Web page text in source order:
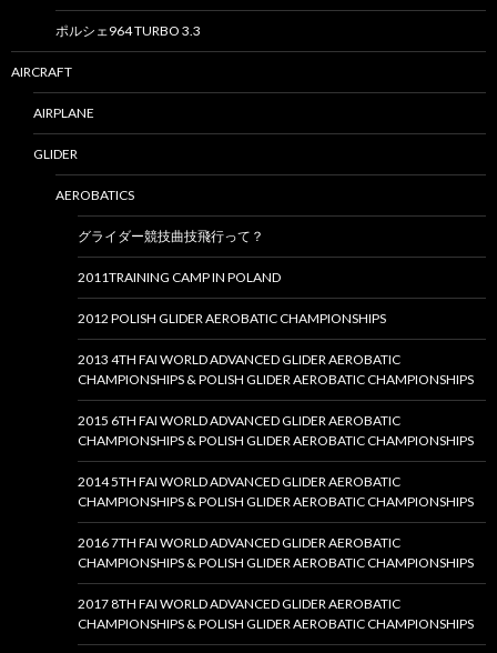
ポルシェ964 TURBO 3.3
AIRCRAFT
AIRPLANE
GLIDER
AEROBATICS
グライダー競技曲技飛行って？
2011TRAINING CAMP IN POLAND
2012 POLISH GLIDER AEROBATIC CHAMPIONSHIPS
2013 4TH FAI WORLD ADVANCED GLIDER AEROBATIC
CHAMPIONSHIPS & POLISH GLIDER AEROBATIC CHAMPIONSHIPS
2015 6TH FAI WORLD ADVANCED GLIDER AEROBATIC
CHAMPIONSHIPS & POLISH GLIDER AEROBATIC CHAMPIONSHIPS
2014 5TH FAI WORLD ADVANCED GLIDER AEROBATIC
CHAMPIONSHIPS & POLISH GLIDER AEROBATIC CHAMPIONSHIPS
2016 7TH FAI WORLD ADVANCED GLIDER AEROBATIC
CHAMPIONSHIPS & POLISH GLIDER AEROBATIC CHAMPIONSHIPS
2017 8TH FAI WORLD ADVANCED GLIDER AEROBATIC
CHAMPIONSHIPS & POLISH GLIDER AEROBATIC CHAMPIONSHIPS